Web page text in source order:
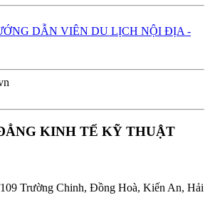
DẪN VIÊN DU LỊCH NỘI ĐỊA -
KINH TẾ KỸ THUẬT
Trường Chinh, Đồng Hoà, Kiến An, Hải